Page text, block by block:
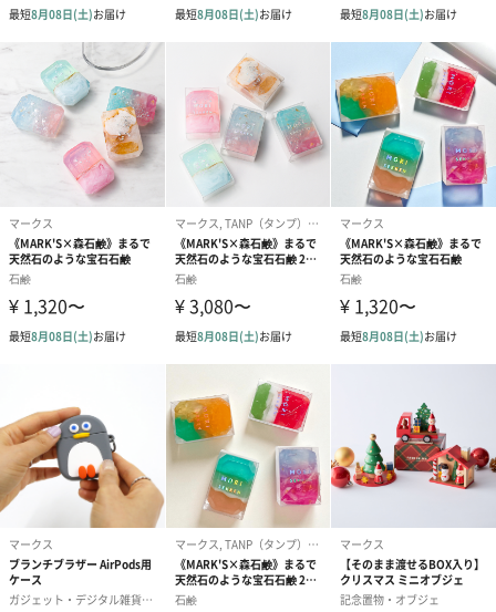
商品オプション情報
お届けボックスオプション
配送用のダンボールを装飾いたします。お相手のご住所に直接お
送りする際に人気のオプションです。お相手に直接手渡しする場
合は、紙袋との併用もおすすめです。
ダンボール装飾（ひま
ダンボール装飾（チュ
ーリップ）（720円）
ダンボール装
ト）（580円）
お渡し用の紙袋です。
商品に合わせたサイズをお届けします。